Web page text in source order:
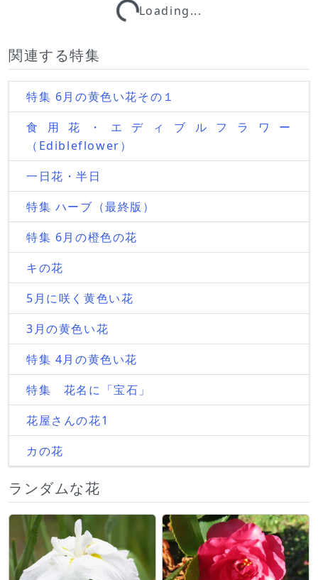
Loading...Loading...
関連する特集
特集 6月の黄色い花その１
食用花・エディブルフラワー
（Edibleflower）
一日花・半日
特集 ハーブ（最終版）
特集 6月の橙色の花
キの花
5月に咲く黄色い花
3月の黄色い花
特集 4月の黄色い花
特集 花名に「宝石」
花屋さんの花1
カの花
ランダムな花